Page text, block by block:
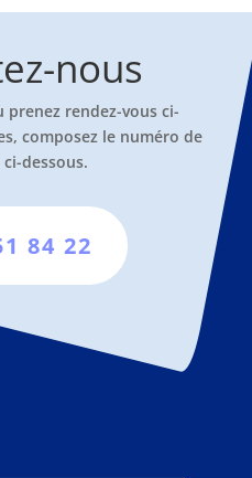
nous
prenez rendez-vous ci-
composez le numéro de
dessous.
84 22